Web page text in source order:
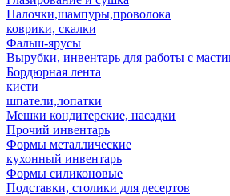
Палочки,шампуры,проволока
коврики, скалки
Фальш-ярусы
Вырубки, инвентарь для работы с
Бордюрная лента
кисти
шпатели,лопатки
Мешки кондитерские, насадки
Прочий инвентарь
Формы металлические
кухонный инвентарь
Формы силиконовые
Подставки, столики для десертов